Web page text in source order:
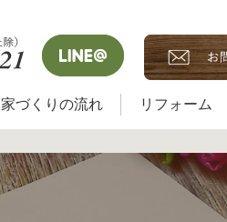
家づくりの流れ リフォーム